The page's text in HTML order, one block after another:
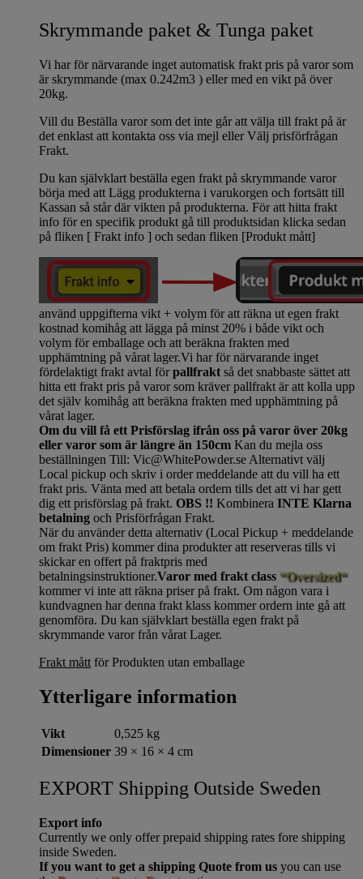
Skrymmande paket & Tunga paket
Vi har för närvarande inget automatisk frakt pris på varor som
är skrymmande (max 0.242m3 ) eller med en vikt på över
20kg.
Vill du Beställa varor som det inte går att välja till frakt på är
det enklast att kontakta oss via mejl eller Välj prisförfrågan
Frakt.
Du kan självklart beställa egen frakt på skrymmande varor
börja med att Lägg produkterna i varukorgen och fortsätt till
Kassan så står där vikten på produkterna. För att hitta frakt
info för en specifik produkt gå till produktsidan klicka sedan
på fliken [ Frakt info ] och sedan fliken [Produkt mått]
använd uppgifterna vikt + volym för att räkna ut egen frakt
kostnad komihåg att lägga på minst 20% i både vikt och
volym för emballage och att beräkna frakten med
upphämtning på vårat lager.Vi har för närvarande inget
fördelaktigt frakt avtal förpallfrakt så det snabbaste sättet att
hitta ett frakt pris på varor som kräver pallfrakt är att kolla upp
det själv komihåg att beräkna frakten med upphämtning på
vårat lager.
Om du vill få ett Prisförslag ifrån oss på varor över 20kg
eller varor som är längre än 150cm Kan du mejla oss
beställningen Till: Vic@WhitePowder.se Alternativt välj
Local pickup och skriv i order meddelande att du vill ha ett
frakt pris. Vänta med att betala ordern tills det att vi har gett
dig ett prisförslag på frakt. OBS !! Kombinera INTE Klarna
betalning och Prisförfrågan Frakt.
När du använder detta alternativ (Local Pickup + meddelande
om frakt Pris) kommer dina produkter att reserveras tills vi
skickar en offert på fraktpris med
betalningsinstruktioner.Varor med frakt class “Oversized“
kommer vi inte att räkna priser på frakt. Om någon vara i
kundvagnen har denna frakt klass kommer ordern inte gå att
genomföra. Du kan självklart beställa egen frakt på
skrymmande varor från vårat Lager.
Frakt mått för Produkten utan emballage
Ytterligare information
Vikt
0,525 kg
Dimensioner 39 × 16 × 4 cm
EXPORT Shipping Outside Sweden
Export info
Currently we only offer prepaid shipping rates fore shipping
inside Sweden.
If you want to get a shipping Quote from us you can use